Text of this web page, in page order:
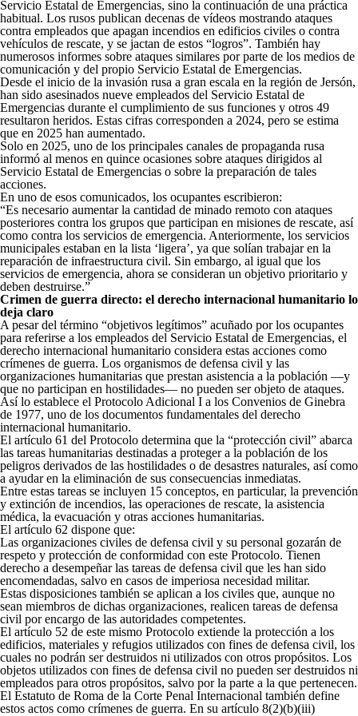
Servicio Estatal de Emergencias, sino la continuación de una práctica
habitual. Los rusos publican decenas de vídeos mostrando ataques
contra empleados que apagan incendios en edificios civiles o contra
vehículos de rescate, y se jactan de estos “logros”. También hay
numerosos informes sobre ataques similares por parte de los medios de
comunicación y del propio Servicio Estatal de Emergencias.
Desde el inicio de la invasión rusa a gran escala en la región de Jersón,
han sido asesinados nueve empleados del Servicio Estatal de
Emergencias durante el cumplimiento de sus funciones y otros 49
resultaron heridos. Estas cifras corresponden a 2024, pero se estima
que en 2025 han aumentado.
Solo en 2025, uno de los principales canales de propaganda rusa
informó al menos en quince ocasiones sobre ataques dirigidos al
Servicio Estatal de Emergencias o sobre la preparación de tales
acciones.
En uno de esos comunicados, los ocupantes escribieron:
“Es necesario aumentar la cantidad de minado remoto con ataques
posteriores contra los grupos que participan en misiones de rescate, así
como contra los servicios de emergencia. Anteriormente, los servicios
municipales estaban en la lista ‘ligera’, ya que solían trabajar en la
reparación de infraestructura civil. Sin embargo, al igual que los
servicios de emergencia, ahora se consideran un objetivo prioritario y
deben destruirse.”
Crimen de guerra directo: el derecho internacional humanitario lo
deja claro
A pesar del término “objetivos legítimos” acuñado por los ocupantes
para referirse a los empleados del Servicio Estatal de Emergencias, el
derecho internacional humanitario considera estas acciones como
crímenes de guerra. Los organismos de defensa civil y las
organizaciones humanitarias que prestan asistencia a la población —y
que no participan en hostilidades— no pueden ser objeto de ataques.
Así lo establece el Protocolo Adicional I a los Convenios de Ginebra
de 1977, uno de los documentos fundamentales del derecho
internacional humanitario.
El artículo 61 del Protocolo determina que la “protección civil” abarca
las tareas humanitarias destinadas a proteger a la población de los
peligros derivados de las hostilidades o de desastres naturales, así como
a ayudar en la eliminación de sus consecuencias inmediatas.
Entre estas tareas se incluyen 15 conceptos, en particular, la prevención
y extinción de incendios, las operaciones de rescate, la asistencia
médica, la evacuación y otras acciones humanitarias.
El artículo 62 dispone que:
Las organizaciones civiles de defensa civil y su personal gozarán de
respeto y protección de conformidad con este Protocolo. Tienen
derecho a desempeñar las tareas de defensa civil que les han sido
encomendadas, salvo en casos de imperiosa necesidad militar.
Estas disposiciones también se aplican a los civiles que, aunque no
sean miembros de dichas organizaciones, realicen tareas de defensa
civil por encargo de las autoridades competentes.
El artículo 52 de este mismo Protocolo extiende la protección a los
edificios, materiales y refugios utilizados con fines de defensa civil, los
cuales no podrán ser destruidos ni utilizados con otros propósitos. Los
objetos utilizados con fines de defensa civil no pueden ser destruidos ni
empleados para otros propósitos, salvo por la parte a la que pertenecen.
El Estatuto de Roma de la Corte Penal Internacional también define
estos actos como crímenes de guerra. En su artículo 8(2)(b)(iii)